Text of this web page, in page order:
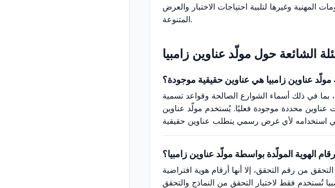
المهنية وغيرها لتلبية احتياجات الاختبار والعرض
المتنوعة.
الشائعة حول مولّد عناوين زامبيا
عناوين زامبيا هي عناوين حقيقية موجودة؟
بما في ذلك أسماء الشوارع الصالحة وقواعد تسمية
عناوين محددة موجودة فعليًا. يُستخدم مولّد عناوين
الهوية المولّدة بواسطة مولّد عناوين زامبيا؟
من رقم التحقق، إلا أنها أرقام هوية افتراضية
تُستخدم فقط لاختبار التحقق من النماذج والتحقق